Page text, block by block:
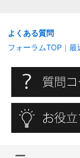
よくある質問
フォーラムTOP ｜ 最